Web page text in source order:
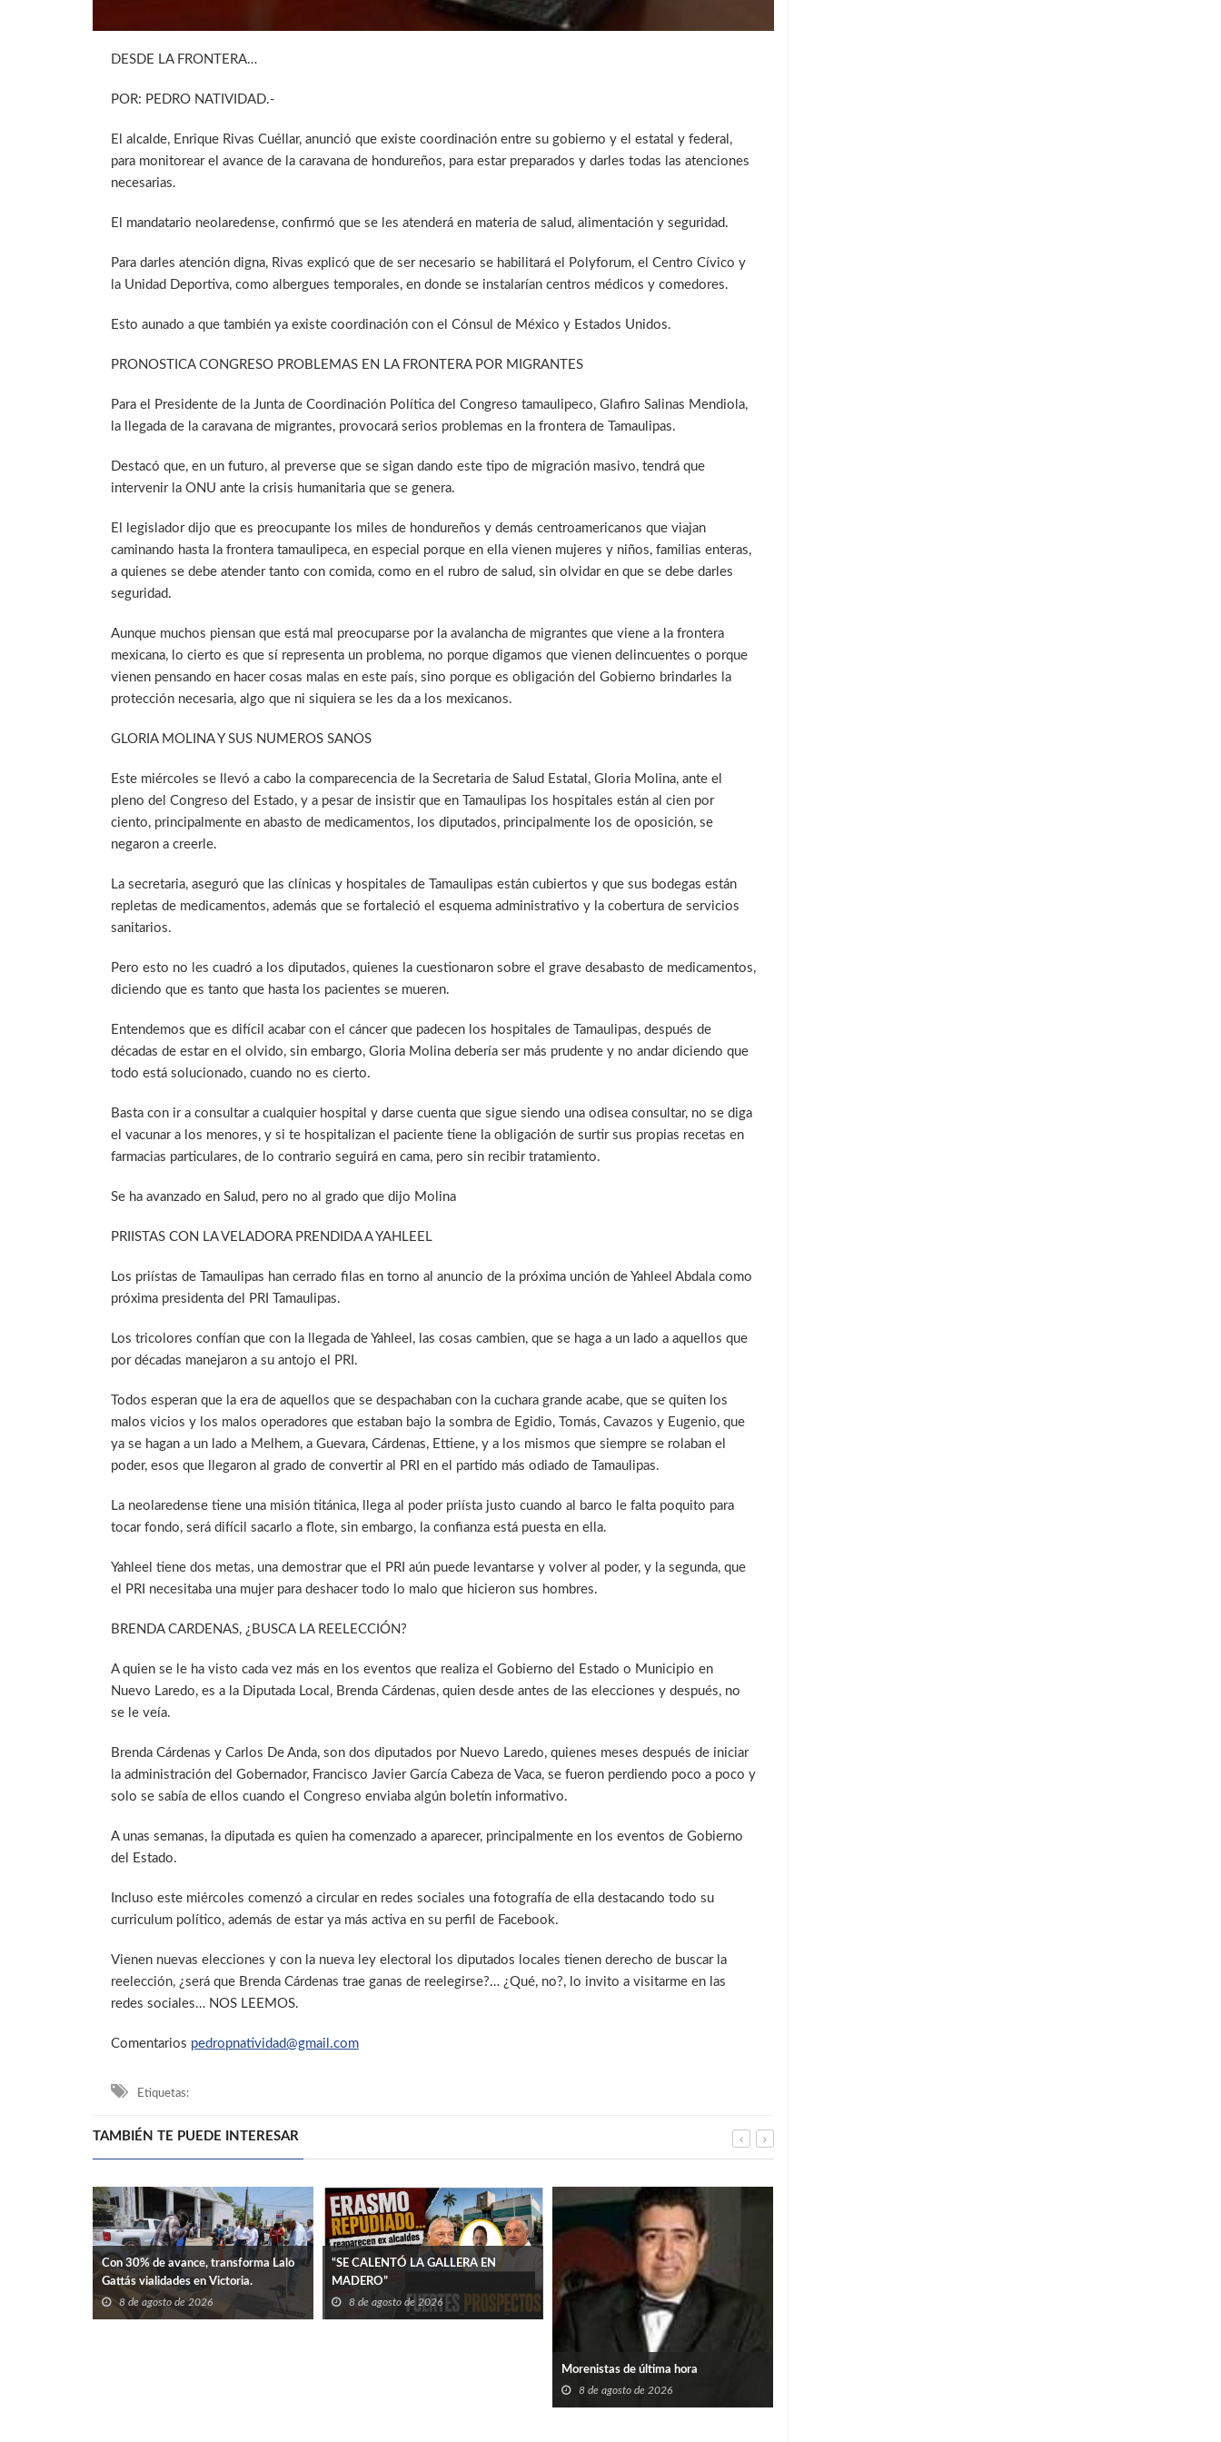
DESDE LA FRONTERA…
POR: PEDRO NATIVIDAD.-
El alcalde, Enrique Rivas Cuéllar, anunció que existe coordinación entre su gobierno y el estatal y federal,
para monitorear el avance de la caravana de hondureños, para estar preparados y darles todas las atenciones
necesarias.
El mandatario neolaredense, confirmó que se les atenderá en materia de salud, alimentación y seguridad.
Para darles atención digna, Rivas explicó que de ser necesario se habilitará el Polyforum, el Centro Cívico y
la Unidad Deportiva, como albergues temporales, en donde se instalarían centros médicos y comedores.
Esto aunado a que también ya existe coordinación con el Cónsul de México y Estados Unidos.
PRONOSTICA CONGRESO PROBLEMAS EN LA FRONTERA POR MIGRANTES
Para el Presidente de la Junta de Coordinación Política del Congreso tamaulipeco, Glafiro Salinas Mendiola,
la llegada de la caravana de migrantes, provocará serios problemas en la frontera de Tamaulipas.
Destacó que, en un futuro, al preverse que se sigan dando este tipo de migración masivo, tendrá que
intervenir la ONU ante la crisis humanitaria que se genera.
El legislador dijo que es preocupante los miles de hondureños y demás centroamericanos que viajan
caminando hasta la frontera tamaulipeca, en especial porque en ella vienen mujeres y niños, familias enteras,
a quienes se debe atender tanto con comida, como en el rubro de salud, sin olvidar en que se debe darles
seguridad.
Aunque muchos piensan que está mal preocuparse por la avalancha de migrantes que viene a la frontera
mexicana, lo cierto es que sí representa un problema, no porque digamos que vienen delincuentes o porque
vienen pensando en hacer cosas malas en este país, sino porque es obligación del Gobierno brindarles la
protección necesaria, algo que ni siquiera se les da a los mexicanos.
GLORIA MOLINA Y SUS NUMEROS SANOS
Este miércoles se llevó a cabo la comparecencia de la Secretaria de Salud Estatal, Gloria Molina, ante el
pleno del Congreso del Estado, y a pesar de insistir que en Tamaulipas los hospitales están al cien por
ciento, principalmente en abasto de medicamentos, los diputados, principalmente los de oposición, se
negaron a creerle.
La secretaria, aseguró que las clínicas y hospitales de Tamaulipas están cubiertos y que sus bodegas están
repletas de medicamentos, además que se fortaleció el esquema administrativo y la cobertura de servicios
sanitarios.
Pero esto no les cuadró a los diputados, quienes la cuestionaron sobre el grave desabasto de medicamentos,
diciendo que es tanto que hasta los pacientes se mueren.
Entendemos que es difícil acabar con el cáncer que padecen los hospitales de Tamaulipas, después de
décadas de estar en el olvido, sin embargo, Gloria Molina debería ser más prudente y no andar diciendo que
todo está solucionado, cuando no es cierto.
Basta con ir a consultar a cualquier hospital y darse cuenta que sigue siendo una odisea consultar, no se diga
el vacunar a los menores, y si te hospitalizan el paciente tiene la obligación de surtir sus propias recetas en
farmacias particulares, de lo contrario seguirá en cama, pero sin recibir tratamiento.
Se ha avanzado en Salud, pero no al grado que dijo Molina
PRIISTAS CON LA VELADORA PRENDIDA A YAHLEEL
Los priístas de Tamaulipas han cerrado filas en torno al anuncio de la próxima unción de Yahleel Abdala como
próxima presidenta del PRI Tamaulipas.
Los tricolores confían que con la llegada de Yahleel, las cosas cambien, que se haga a un lado a aquellos que
por décadas manejaron a su antojo el PRI.
Todos esperan que la era de aquellos que se despachaban con la cuchara grande acabe, que se quiten los
malos vicios y los malos operadores que estaban bajo la sombra de Egidio, Tomás, Cavazos y Eugenio, que
ya se hagan a un lado a Melhem, a Guevara, Cárdenas, Ettiene, y a los mismos que siempre se rolaban el
poder, esos que llegaron al grado de convertir al PRI en el partido más odiado de Tamaulipas.
La neolaredense tiene una misión titánica, llega al poder priísta justo cuando al barco le falta poquito para
tocar fondo, será difícil sacarlo a flote, sin embargo, la confianza está puesta en ella.
Yahleel tiene dos metas, una demostrar que el PRI aún puede levantarse y volver al poder, y la segunda, que
el PRI necesitaba una mujer para deshacer todo lo malo que hicieron sus hombres.
BRENDA CARDENAS, ¿BUSCA LA REELECCIÓN?
A quien se le ha visto cada vez más en los eventos que realiza el Gobierno del Estado o Municipio en
Nuevo Laredo, es a la Diputada Local, Brenda Cárdenas, quien desde antes de las elecciones y después, no
se le veía.
Brenda Cárdenas y Carlos De Anda, son dos diputados por Nuevo Laredo, quienes meses después de iniciar
la administración del Gobernador, Francisco Javier García Cabeza de Vaca, se fueron perdiendo poco a poco y
solo se sabía de ellos cuando el Congreso enviaba algún boletín informativo.
A unas semanas, la diputada es quien ha comenzado a aparecer, principalmente en los eventos de Gobierno
del Estado.
Incluso este miércoles comenzó a circular en redes sociales una fotografía de ella destacando todo su
curriculum político, además de estar ya más activa en su perfil de Facebook.
Vienen nuevas elecciones y con la nueva ley electoral los diputados locales tienen derecho de buscar la
reelección, ¿será que Brenda Cárdenas trae ganas de reelegirse?… ¿Qué, no?, lo invito a visitarme en las
redes sociales… NOS LEEMOS.
Comentarios pedropnatividad@gmail.com
Etiquetas:
TAMBIÉN TE PUEDE INTERESAR
Con 30% de avance, transforma Lalo
Gattás vialidades en Victoria.
8 de agosto de 2026
“SE CALENTÓ LA GALLERA EN
MADERO”
8 de agosto de 2026
Morenistas de última hora
8 de agosto de 2026